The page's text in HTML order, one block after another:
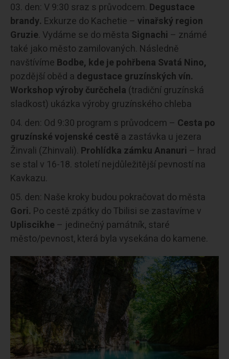
den: V 9:30 sraz s průvodcem. Degustace
brandy. Exkurze do Kachetie – vinařský region
Gruzie. Vydáme se do města Signachi – známé
také jako město zamilovaných. Následně
navštívíme Bodbe, kde je pohřbena Svatá Nino,
pozdější oběd a degustace gruzínských vín.
Workshop výroby čurčchela (tradiční gruzínská
sladkost) ukázka výroby gruzínského chleba
den: Od 9:30 program s průvodcem – Cesta po
gruzínské vojenské cestě a zastávka u jezera
Žinvali (Zhinvali). Prohlídka zámku Ananuri – hrad
se stal v 16-18. století nejdůležitější pevností na
Kavkazu.
den: Naše kroky budou pokračovat do města
Gori. Po cestě zpátky do Tbilisi se zastavíme v
Upliscikhe – jedinečný památník, staré
město/pevnost, která byla vysekána do kamene.